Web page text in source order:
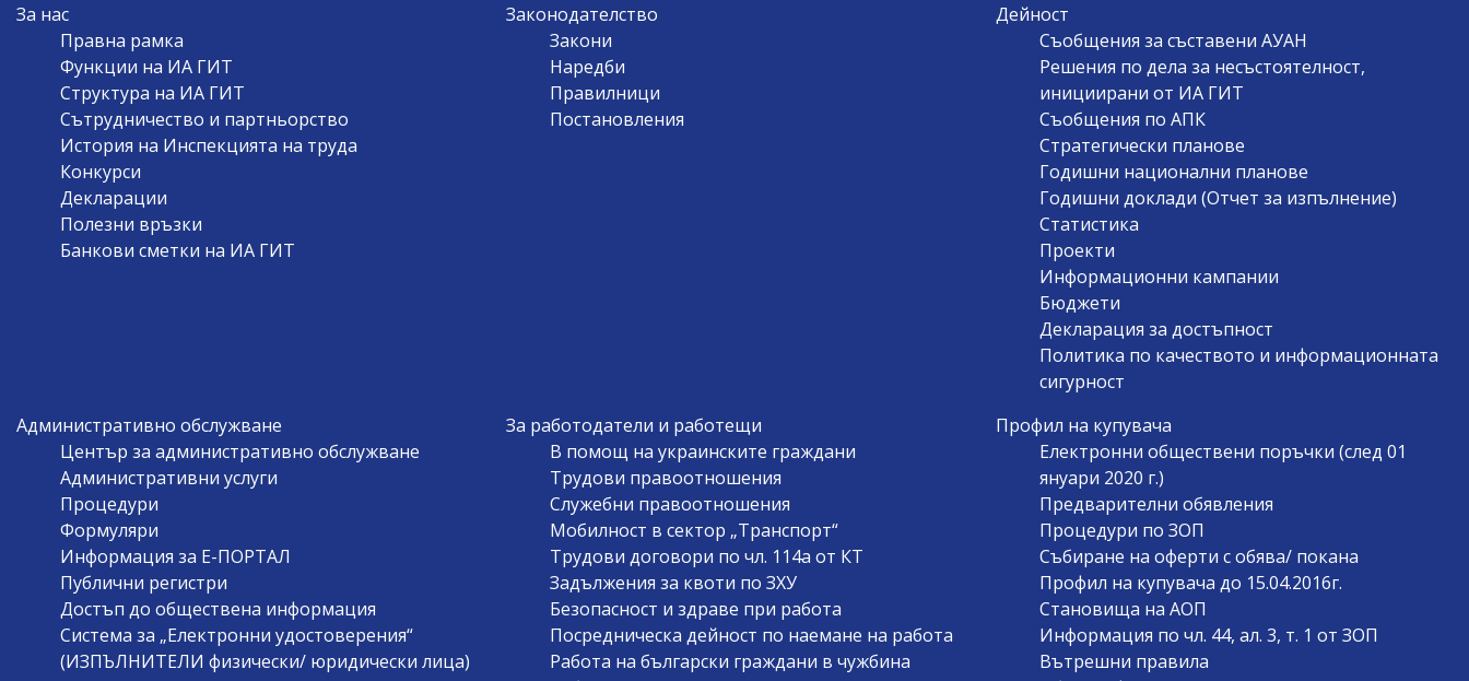
NAVIGATION
За нас
Правна рамка
Функции на ИА ГИТ
Структура на ИА ГИТ
Сътрудничество и партньорство
История на Инспекцията на труда
Конкурси
Декларации
Полезни връзки
Банкови сметки на ИА ГИТ
Законодателство
Закони
Наредби
Правилници
Постановления
Дейност
Съобщения за съставени АУАН
Решения по дела за несъстоятелност,
инициирани от ИА ГИТ
Съобщения по АПК
Стратегически планове
Годишни национални планове
Годишни доклади (Отчет за изпълнение)
Статистика
Проекти
Информационни кампании
Бюджети
Декларация за достъпност
Политика по качеството и информационната
сигурност
Административно обслужване
Център за административно обслужване
Административни услуги
Процедури
Формуляри
Информация за Е-ПОРТАЛ
Публични регистри
Достъп до обществена информация
Система за „Електронни удостоверения“
(ИЗПЪЛНИТЕЛИ физически/ юридически лица)
За работодатели и работещи
В помощ на украинските граждани
Трудови правоотношения
Служебни правоотношения
Мобилност в сектор „Транспорт“
Трудови договори по чл. 114а от КТ
Задължения за квоти по ЗХУ
Безопасност и здраве при работа
Посредническа дейност по наемане на работа
Работа на български граждани в чужбина
Профил на купувача
Електронни обществени поръчки (след 01
януари 2020 г.)
Предварителни обявления
Процедури по ЗОП
Събиране на оферти с обява/ покана
Профил на купувача до 15.04.2016г.
Становища на АОП
Информация по чл. 44, ал. 3, т. 1 от ЗОП
Вътрешни правила